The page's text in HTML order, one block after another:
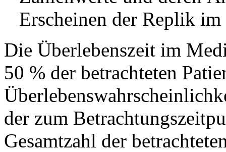
Erscheinen der Replik
Die Überlebenszeit im
50 % der betrachteten
der zum
Gesamtzahl der